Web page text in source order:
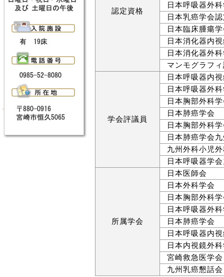
認定資格
日本呼吸器外
日本乳癌学会
日本臨床腫瘍
日本消化器内
日本消化器外
マンモグラフ
学会評議員
日本呼吸器内
日本呼吸器外
日本胸部外科
日本肺癌学会
日本胸部外科
日本肺癌学会
九州外科小児
日本呼吸器学
所属学会
日本医師会
日本外科学会
日本胸部外科
日本呼吸器外
日本肺癌学会
日本呼吸器内
日本内視鏡外
宮崎救急医学会
九州乳癌懇話会